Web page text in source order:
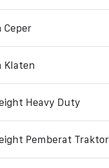
Ceper
Klaten
Heavy Duty
Pemberat Traktor